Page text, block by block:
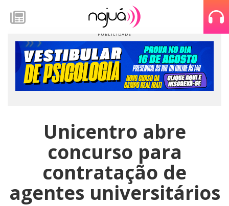
Unicentro abre
concurso para
contratação de
agentes universitários